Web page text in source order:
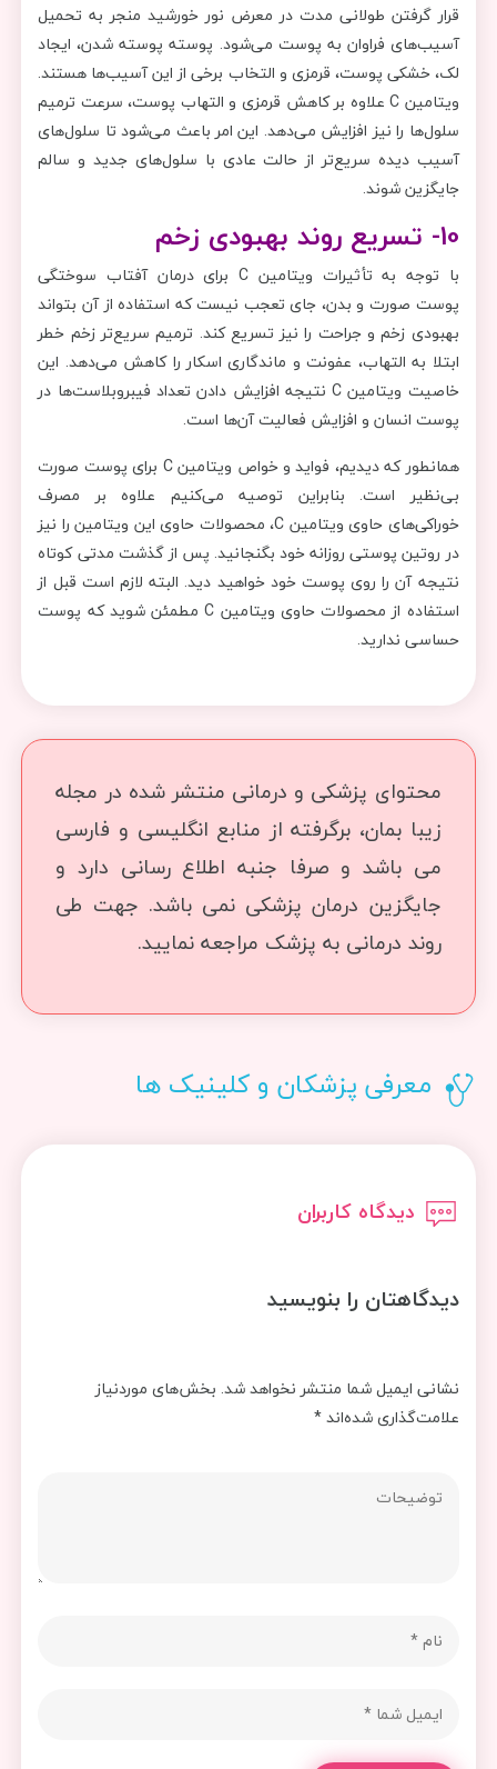
قرار گرفتن طولانی مدت در معرض نور خورشید منجر به تحمیل
آسیب‌های فراوان به پوست می‌شود. پوسته پوسته شدن، ایجاد
لک، خشکی پوست، قرمزی و التخاب برخی از این آسیب‌ها هستند.
ویتامین C علاوه بر کاهش قرمزی و التهاب پوست، سرعت ترمیم
سلول‌ها را نیز افزایش می‌دهد. این امر باعث می‌شود تا سلول‌های
آسیب دیده سریع‌تر از حالت عادی با سلول‌های جدید و سالم
جایگزین شوند.
10- تسریع روند بهبودی زخم
با توجه به تأثیرات ویتامین C برای درمان آفتاب سوختگی
پوست صورت و بدن، جای تعجب نیست که استفاده از آن بتواند
بهبودی زخم‌ و جراحت‌ را نیز تسریع کند. ترمیم سریع‌تر زخم خطر
ابتلا به التهاب، عفونت و ماندگاری اسکار را کاهش می‌دهد. این
خاصیت ویتامین C نتیجه افزایش دادن تعداد فیبروبلاست‌ها در
پوست انسان و افزایش فعالیت آن‌ها است.
همانطور که دیدیم، فواید و خواص ویتامین C برای پوست صورت
بی‌نظیر است. بنابراین توصیه می‌کنیم علاوه بر مصرف
خوراکی‌های حاوی ویتامین C، محصولات حاوی این ویتامین را نیز
در روتین پوستی روزانه خود بگنجانید. پس از گذشت مدتی کوتاه
نتیجه آن را روی پوست خود خواهید دید. البته لازم است قبل از
استفاده از محصولات حاوی ویتامین C مطمئن شوید که پوست
حساسی ندارید.
محتوای پزشکی و درمانی منتشر شده در مجله
زیبا بمان، برگرفته از منابع انگلیسی و فارسی
می باشد و صرفا جنبه اطلاع رسانی دارد و
جایگزین درمان پزشکی نمی باشد. جهت طی
روند درمانی به پزشک مراجعه نمایید.
معرفی پزشکان و کلینیک ها
دیدگاه کاربران
دیدگاهتان را بنویسید
نشانی ایمیل شما منتشر نخواهد شد. بخش‌های موردنیاز
علامت‌گذاری شده‌اند*